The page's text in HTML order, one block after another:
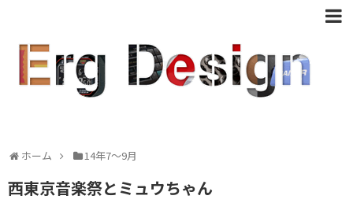
ホーム 14年7〜9月
西東京音楽祭とミュウちゃん